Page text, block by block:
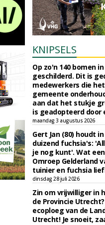
KNIPSELS
Op zo'n 140 bomen
geschilderd. Dit is
medewerkers die
gemeente
aan dat het stukje
is geadopteerd door
maandag 3 augustus 2026
Gert Jan (80) houdt
duizend fuchsia's:
je nog kunt'. Wat
Omroep Gelderland
tuinier en fuchsia
dinsdag 28 juli 2026
Zin om vrijwilliger in
de Provincie
ecoploeg van de
Utrecht! Je snoeit,